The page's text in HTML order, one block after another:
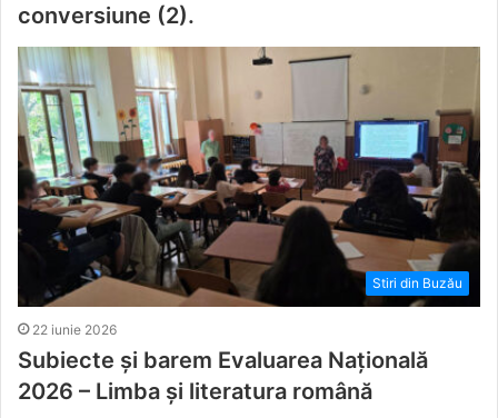
conversiune (2).
Stiri din Buzău
22 iunie 2026
Subiecte și barem Evaluarea Națională
2026 – Limba și literatura română